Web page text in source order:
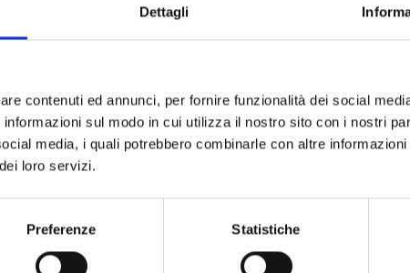
Dettagli
contenuti ed annunci, per fornire funzionalità dei social
sul modo in cui utilizza il nostro sito con i nostri
media, i quali potrebbero combinarle con altre
loro servizi.
Preferenze Statistiche
QUANTITÀ A CONFEZIONE:
UNITÀ DI MISURA:
DESCRIZIONE TIPO PRODOTTO: